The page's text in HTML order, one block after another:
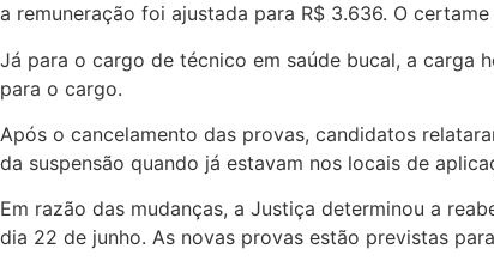
a remuneração foi ajustada para R$ 3.636. O
Já para o cargo de técnico em saúde bucal, a carga
para o cargo.
Após o cancelamento das provas, candidatos
da suspensão quando já estavam nos locais de
Em razão das mudanças, a Justiça determinou a
dia 22 de junho. As novas provas estão previstas